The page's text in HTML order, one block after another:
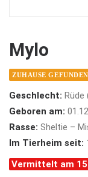
Mylo
ZUHAUSE GEFUNDEN
Geschlecht: Rüde
Geboren am:
Rasse: Sheltie –
Im Tierheim seit:
Vermittelt am